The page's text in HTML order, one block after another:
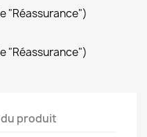
"Réassurance")
"Réassurance")
produit